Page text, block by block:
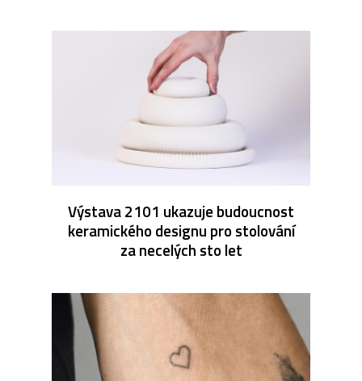
Výstava 2101 ukazuje budoucnost
keramického designu pro stolování
za necelých sto let